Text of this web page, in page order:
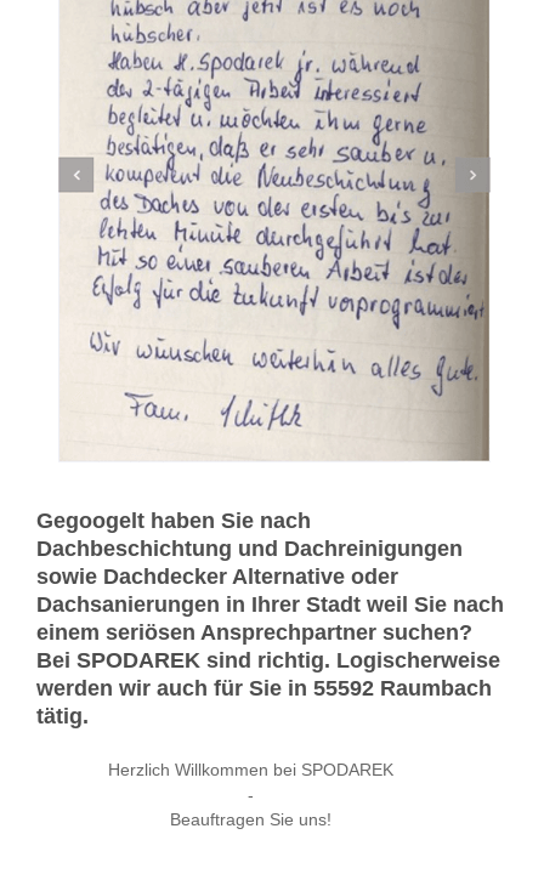
Gegoogelt haben Sie nach
Dachbeschichtung und Dachreinigungen
sowie Dachdecker Alternative oder
Dachsanierungen in Ihrer Stadt weil Sie nach
einem seriösen Ansprechpartner suchen?
Bei SPODAREK sind richtig. Logischerweise
werden wir auch für Sie in 55592 Raumbach
tätig.
Herzlich Willkommen bei SPODAREK
-
Beauftragen Sie uns!